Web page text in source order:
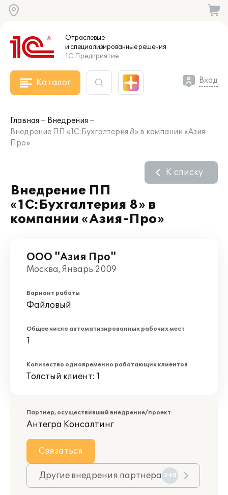
Отраслевые
и специализированныерешения
1С:Предприятие
Каталог Вход
Главная
Внедрения
Внедрение ПП «1С:Бухгалтерия 8» в компании «Азия-
Про»
Внедрение ПП
«1С:Бухгалтерия 8» в
компании «Азия-Про»
К списку
ООО "Азия Про"
Москва, Январь 2009
Вариант работы
Файловый
Общее число автоматизированных рабочих мест
1
Количество одновременно работающих клиентов
Толстый клиент: 1
Партнер, осуществивший внедрение/проект
Антегра Консалтинг
Связаться
Другие внедрения партнера 240